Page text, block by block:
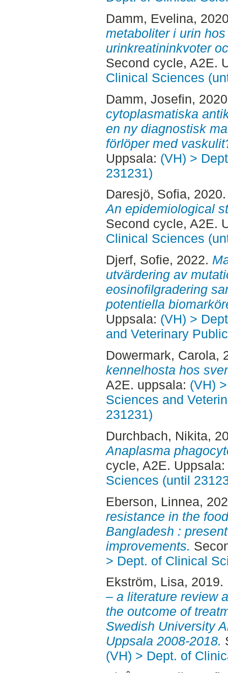
Damm, Evelina,
metaboliter i urin
urinkreatininkvoter
Second cycle, A2E.
Clinical Sciences
Damm, Josefin,
cytoplasmatiska
en ny diagnostisk
förlöper med
Uppsala: (VH) >
231231)
Daresjö, Sofia,
An epidemiological
Second cycle, A2E.
Clinical Sciences
Djerf, Sofie, 2022.
utvärdering av
eosinofilgradering
potentiella
Uppsala: (VH) >
and Veterinary
Dowermark, Carola,
kennelhosta hos
A2E. uppsala: (VH)
Sciences and
231231)
Durchbach, Nikita,
Anaplasma
cycle, A2E. Uppsala:
Sciences (until
Eberson, Linnea,
resistance in the
Bangladesh :
improvements.
> Dept. of Clinical
Ekström, Lisa, 2019.
– a literature review
the outcome of
Swedish University
Uppsala 2008-2018.
(VH) > Dept. of